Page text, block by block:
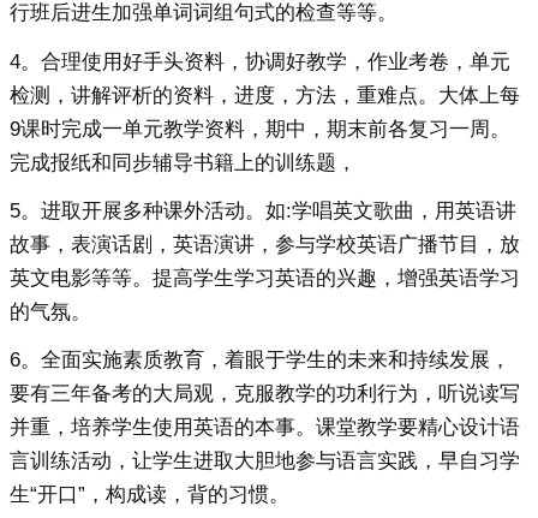
行班后进生加强单词词组句式的检查等等。
4。合理使用好手头资料，协调好教学，作业考卷，单元
检测，讲解评析的资料，进度，方法，重难点。大体上每
9课时完成一单元教学资料，期中，期末前各复习一周。
完成报纸和同步辅导书籍上的训练题，
5。进取开展多种课外活动。如:学唱英文歌曲，用英语讲
故事，表演话剧，英语演讲，参与学校英语广播节目，放
英文电影等等。提高学生学习英语的兴趣，增强英语学习
的气氛。
6。全面实施素质教育，着眼于学生的未来和持续发展，
要有三年备考的大局观，克服教学的功利行为，听说读写
并重，培养学生使用英语的本事。课堂教学要精心设计语
言训练活动，让学生进取大胆地参与语言实践，早自习学
生“开口”，构成读，背的习惯。